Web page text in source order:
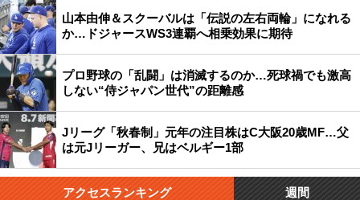
山本由伸＆スクーバルは「伝説の左右両輪」になれる
か…ドジャースWS3連覇へ相乗効果に期待
プロ野球の「乱闘」は消滅するのか…死球禍でも激高
しない“侍ジャパン世代”の距離感
Jリーグ「秋春制」元年の注目株はC大阪20歳MF…父
は元Jリーガー、兄はベルギー1部
アクセスランキング 週間